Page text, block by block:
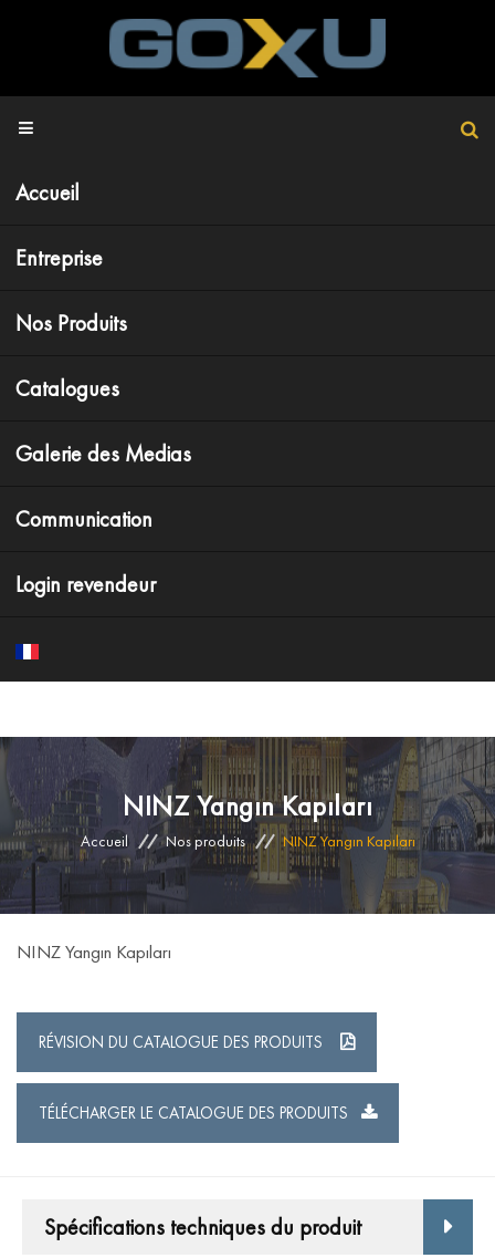
Accueil
Entreprise
Nos Produits
Catalogues
Galerie des Medias
Communication
Login revendeur
NINZ Yangın Kapıları
Accueil Nos produits NINZ Yangın Kapıları
NINZ Yangın Kapıları
RÉVISION DU CATALOGUE DES PRODUITS
TÉLÉCHARGER LE CATALOGUE DES PRODUITS
Spécifications techniques du produit